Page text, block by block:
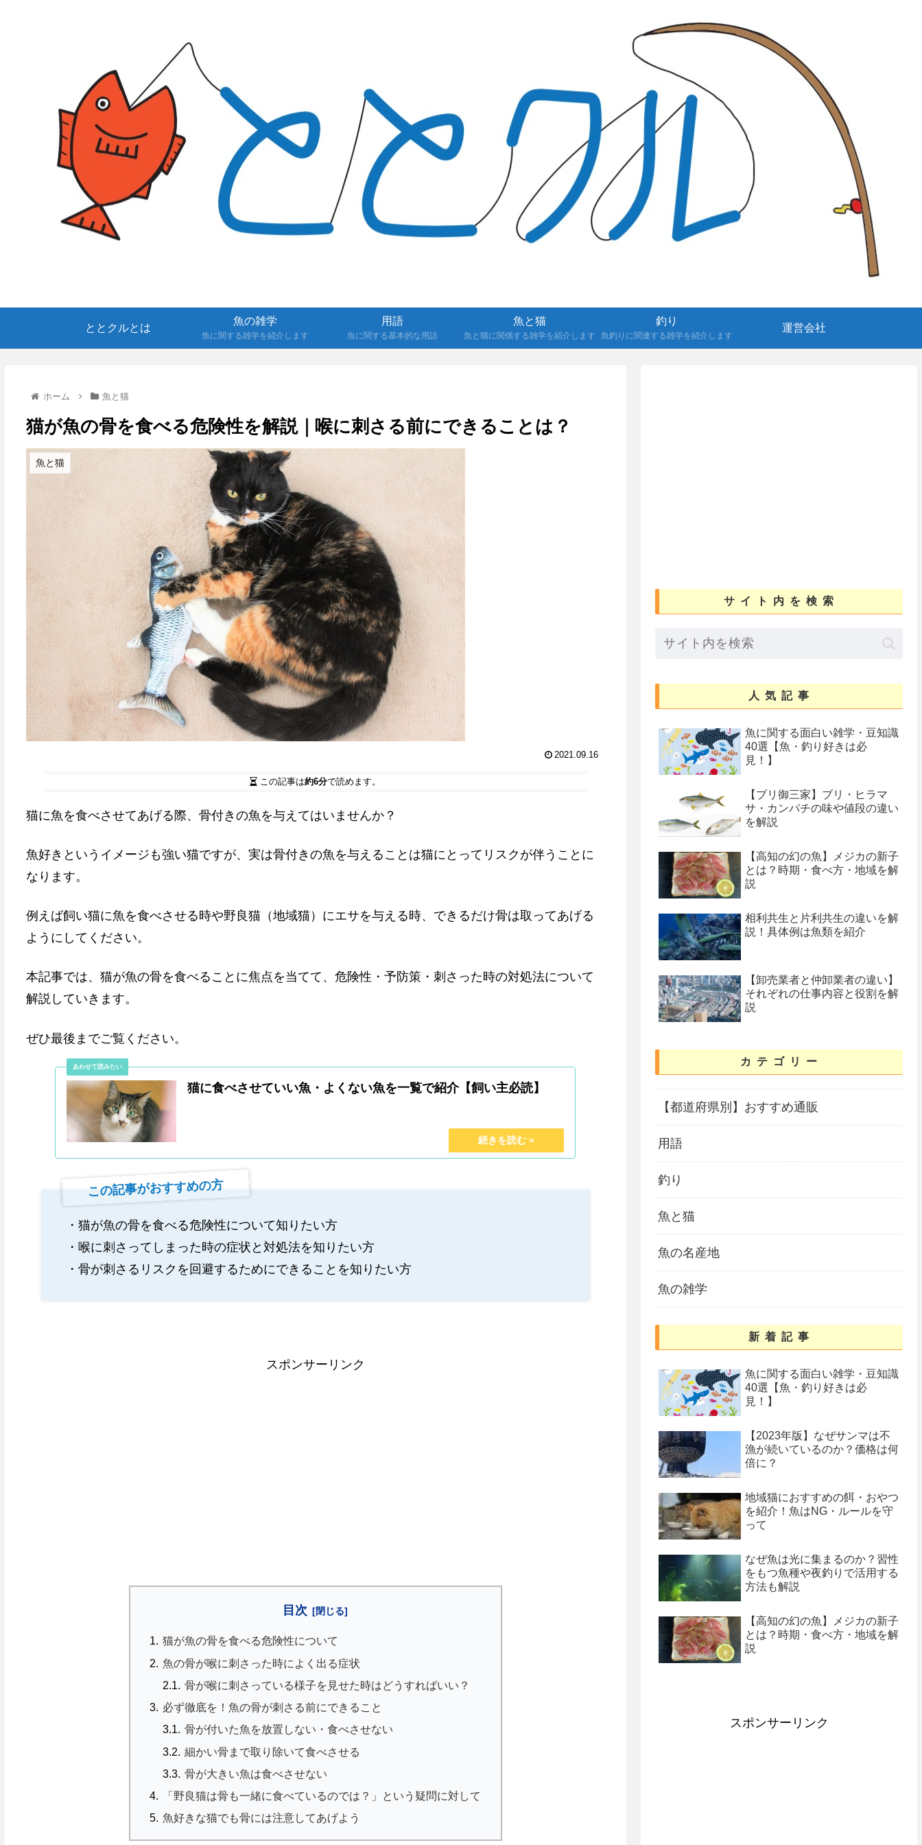
ととクルとは
魚の雑学
魚に関する雑学を紹介します
用語
魚に関する基本的な用語
魚と猫
魚と猫に関係する雑学を紹介します
釣り
魚釣りに関連する雑学を紹介します
運営会社
ホーム 魚と猫
猫が魚の骨を食べる危険性を解説｜喉に刺さる前にできることは？
魚と猫
2021.09.16
この記事は約6分で読めます。
猫に魚を食べさせてあげる際、骨付きの魚を与えてはいませんか？
魚好きというイメージも強い猫ですが、実は骨付きの魚を与えることは猫にとってリスクが伴うことに
なります。
例えば飼い猫に魚を食べさせる時や野良猫（地域猫）にエサを与える時、できるだけ骨は取ってあげる
ようにしてください。
本記事では、猫が魚の骨を食べることに焦点を当てて、危険性・予防策・刺さった時の対処法について
解説していきます。
ぜひ最後までご覧ください。
猫に食べさせていい魚・よくない魚を一覧で紹介【飼い主必読】
この記事がおすすめの方
・猫が魚の骨を食べる危険性について知りたい方
・喉に刺さってしまった時の症状と対処法を知りたい方
・骨が刺さるリスクを回避するためにできることを知りたい方
スポンサーリンク
目次
猫が魚の骨を食べる危険性について
魚の骨が喉に刺さった時によく出る症状
骨が喉に刺さっている様子を見せた時はどうすればいい？
必ず徹底を！魚の骨が刺さる前にできること
骨が付いた魚を放置しない・食べさせない
細かい骨まで取り除いて食べさせる
骨が大きい魚は食べさせない
「野良猫は骨も一緒に食べているのでは？」という疑問に対して
魚好きな猫でも骨には注意してあげよう
サイト内を検索
人気記事
魚に関する面白い雑学・豆知識
40選【魚・釣り好きは必
見！】
【ブリ御三家】ブリ・ヒラマ
サ・カンパチの味や値段の違い
を解説
【高知の幻の魚】メジカの新子
とは？時期・食べ方・地域を解
説
相利共生と片利共生の違いを解
説！具体例は魚類を紹介
【卸売業者と仲卸業者の違い】
それぞれの仕事内容と役割を解
説
カテゴリー
【都道府県別】おすすめ通販
用語
釣り
魚と猫
魚の名産地
魚の雑学
新着記事
魚に関する面白い雑学・豆知識
40選【魚・釣り好きは必
見！】
【2023年版】なぜサンマは不
漁が続いているのか？価格は何
倍に？
地域猫におすすめの餌・おやつ
を紹介！魚はNG・ルールを守
って
なぜ魚は光に集まるのか？習性
をもつ魚種や夜釣りで活用する
方法も解説
【高知の幻の魚】メジカの新子
とは？時期・食べ方・地域を解
説
スポンサーリンク